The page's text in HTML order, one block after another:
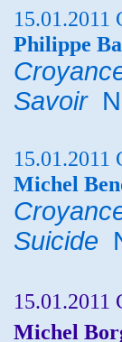
15.01.2011
Philippe
Savoir
15.01.2011
Michel
Suicide
15.01.2011
Michel